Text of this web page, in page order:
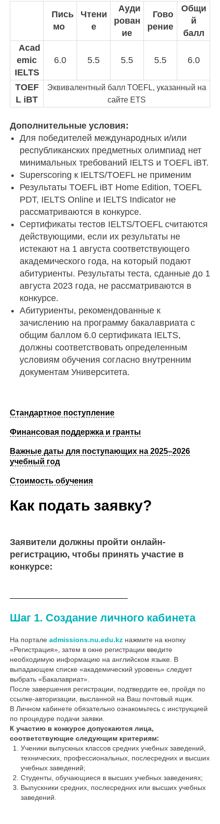
Пись
мо
Чтени
е
Ауди
рован
ие
Гово
рение
Общи
й
балл
Acad
emic
IELTS
6.0 5.5 5.5 5.5 6.0
TOEF
L iBT
Эквивалентный балл TOEFL, указанный на
сайте ETS
Дополнительные условия:
Для победителей международных и/или
республиканских предметных олимпиад нет
минимальных требований IELTS и TOEFL iBT.
Superscoring к IELTS/TOEFL не применим
Результаты TOEFL iBT Home Edition, TOEFL
PDT, IELTS Online и IELTS Indicator не
рассматриваются в конкурсе.
Сертификаты тестов IELTS/TOEFL считаются
действующими, если их результаты не
истекают на 1 августа соответствующего
академического года, на который подают
абитуриенты. Результаты теста, сданные до 1
августа 2023 года, не рассматриваются в
конкурсе.
Абитуриенты, рекомендованные к
зачислению на программу бакалавриата с
общим баллом 6.0 сертификата IELTS,
должны соответствовать определенным
условиям обучения согласно внутренним
документам Университета.
Стандартное поступление
Финансовая поддержка и гранты
Важные даты для поступающих на 2025–2026
учебный год
Стоимость обучения
Как подать заявку?
Заявители должны пройти онлайн-
регистрацию, чтобы принять участие в
конкурсе:
Шаг 1. Создание личного кабинета
На портале admissions.nu.edu.kz нажмите на кнопку
«Регистрация», затем в окне регистрации введите
необходимую информацию на английском языке. В
выпадающем списке «академический уровень» следует
выбрать «Бакалавриат».
После завершения регистрации, подтвердите ее, пройдя по
ссылке-авторизации, высланной на Ваш почтовый ящик.
В Личном кабинете обязательно ознакомьтесь с инструкцией
по процедуре подачи заявки.
К участию в конкурсе допускаются лица,
соответствующие следующим критериям:
Ученики выпускных классов средних учебных заведений,
технических, профессиональных, послесредних и высших
учебных заведений;
Студенты, обучающиеся в высших учебных заведениях;
Выпускники средних, послесредних или высших учебных
заведений.